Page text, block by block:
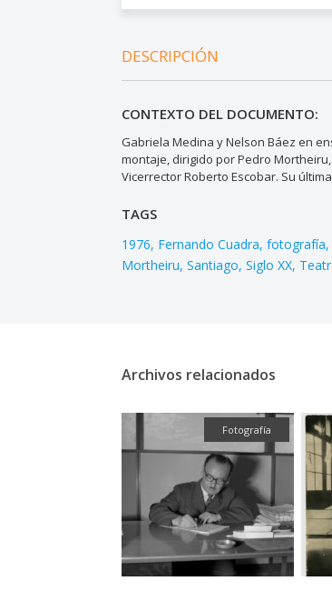
DESCRIPCIÓN
CONTEXTO DEL DOCUMENTO:
Gabriela Medina y Nelson Báez en
montaje, dirigido por Pedro
Vicerrector Roberto Escobar. Su
TAGS
1976 Fernando Cuadra fotografía
Mortheiru Santiago Siglo XX
Archivos relacionados
Fotografía